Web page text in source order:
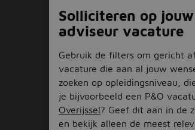
Solliciteren op
adviseur vacature
Gebruik de filters om gericht
vacature die aan al jouw
zoeken op opleidingsniveau,
je bijvoorbeeld een P&O
Overijssel? Geef dit aan in de
en bekijk alleen de meest